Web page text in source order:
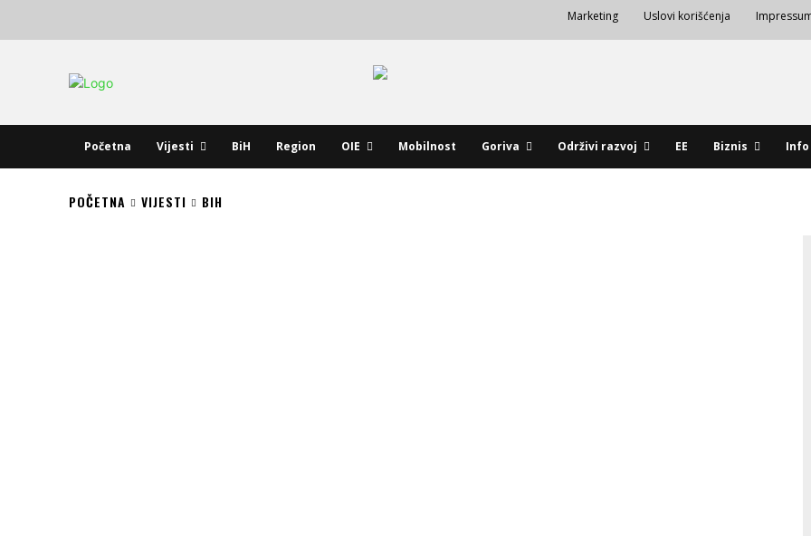
Marketing Uslovi korišćenja
Početna Vijesti BiH Region OIE Mobilnost Goriva Održivi razvoj EE Biznis Info
POČETNA VIJESTI BIH